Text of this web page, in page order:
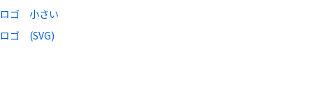
ロゴ 小さい
ロゴ (SVG)